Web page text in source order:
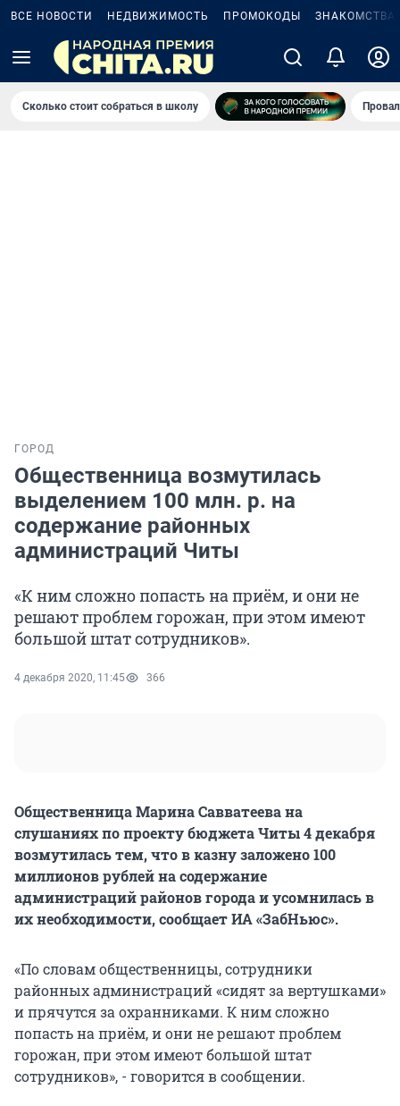
ВСЕ НОВОСТИ НЕДВИЖИМОСТЬ ПРОМОКОДЫ ЗНАКОМСТВА
Сколько стоит собраться в школу
ГОРОД
Общественница возмутилась
выделением 100 млн. р. на
содержание районных
администраций Читы
«К ним сложно попасть на приём, и они не
решают проблем горожан, при этом имеют
большой штат сотрудников».
4 декабря 2020, 11:45 366
Общественница Марина Савватеева на
слушаниях по проекту бюджета Читы 4 декабря
возмутилась тем, что в казну заложено 100
миллионов рублей на содержание
администраций районов города и усомнилась в
их необходимости, сообщает ИА «ЗабНьюс».
«По словам общественницы, сотрудники
районных администраций «сидят за вертушками»
и прячутся за охранниками. К ним сложно
попасть на приём, и они не решают проблем
горожан, при этом имеют большой штат
сотрудников», - говорится в сообщении.